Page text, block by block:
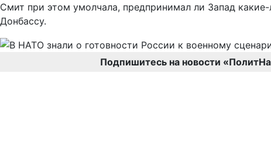
Смит при этом умолчала, предпринимал ли Запад
Донбассу.
Подпишитесь на новости